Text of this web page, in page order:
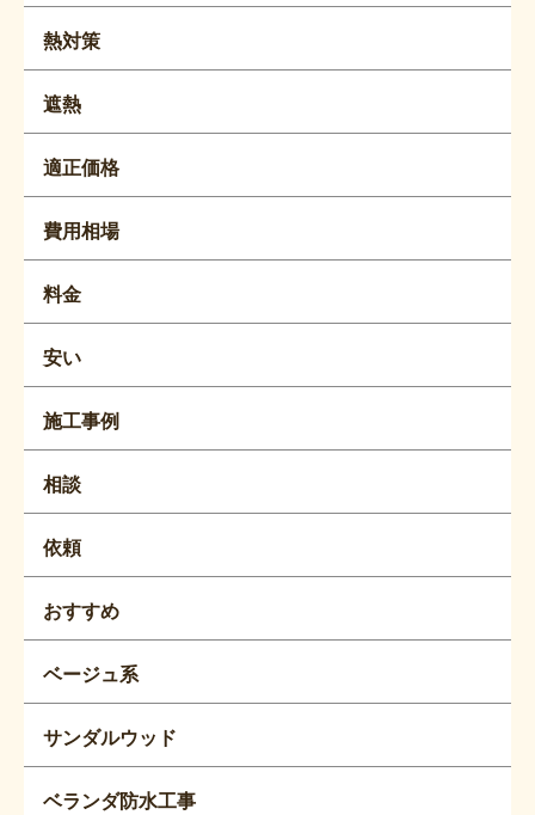
熱対策
遮熱
適正価格
費用相場
料金
安い
施工事例
相談
依頼
おすすめ
ベージュ系
サンダルウッド
ベランダ防水工事